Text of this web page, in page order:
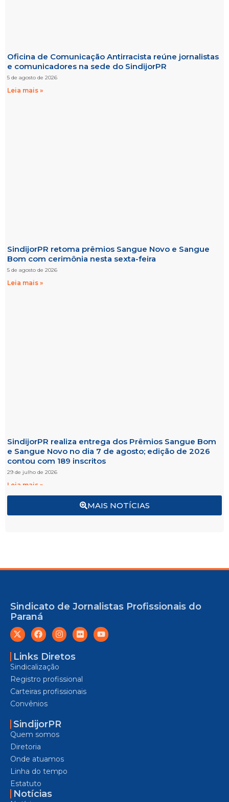
MAIS NOTÍCIAS
Oficina de Comunicação Antirracista reúne jornalistas
e comunicadores na sede do SindijorPR
5 de agosto de 2026
Leia mais »
SindijorPR retoma prêmios Sangue Novo e Sangue
Bom com cerimônia nesta sexta-feira
5 de agosto de 2026
Leia mais »
SindijorPR realiza entrega dos Prêmios Sangue Bom
e Sangue Novo no dia 7 de agosto; edição de 2026
contou com 189 inscritos
29 de julho de 2026
Leia mais »
Sindicato de Jornalistas Profissionais do
Paraná
Links Diretos
Sindicalização
Registro profissional
Carteiras profissionais
Convênios
SindijorPR
Quem somos
Diretoria
Onde atuamos
Linha do tempo
Estatuto
Notícias